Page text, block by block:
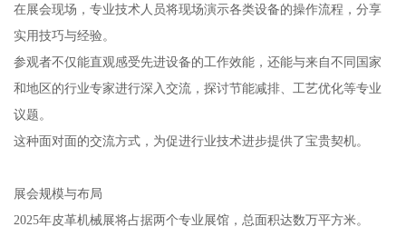
在展会现场，专业技术人员将现场演示各类设备的操作流程，分享
实用技巧与经验。
参观者不仅能直观感受先进设备的工作效能，还能与来自不同国家
和地区的行业专家进行深入交流，探讨节能减排、工艺优化等专业
议题。
这种面对面的交流方式，为促进行业技术进步提供了宝贵契机。
展会规模与布局
2025年皮革机械展将占据两个专业展馆，总面积达数万平方米。